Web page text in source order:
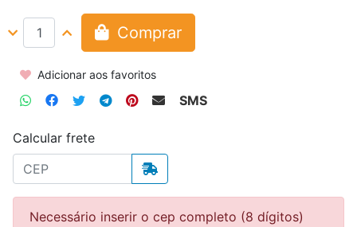
Comprar
Adicionar aos favoritos
SMS
Calcular frete
Necessário inserir o cep completo (8 dígitos)